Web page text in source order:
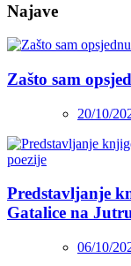
Najave
Zašto sam
20/10/
Predstavljanje
Gatalice na
06/10/